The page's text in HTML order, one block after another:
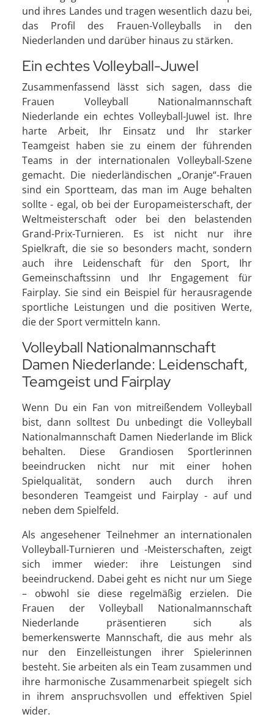
und ihres Landes und tragen wesentlich dazu bei,
das Profil des Frauen-Volleyballs in den
Niederlanden und darüber hinaus zu stärken.
Ein echtes Volleyball-Juwel
Zusammenfassend lässt sich sagen, dass die
Frauen Volleyball Nationalmannschaft
Niederlande ein echtes Volleyball-Juwel ist. Ihre
harte Arbeit, Ihr Einsatz und Ihr starker
Teamgeist haben sie zu einem der führenden
Teams in der internationalen Volleyball-Szene
gemacht. Die niederländischen „Oranje“-Frauen
sind ein Sportteam, das man im Auge behalten
sollte - egal, ob bei der Europameisterschaft, der
Weltmeisterschaft oder bei den belastenden
Grand-Prix-Turnieren. Es ist nicht nur ihre
Spielkraft, die sie so besonders macht, sondern
auch ihre Leidenschaft für den Sport, Ihr
Gemeinschaftssinn und Ihr Engagement für
Fairplay. Sie sind ein Beispiel für herausragende
sportliche Leistungen und die positiven Werte,
die der Sport vermitteln kann.
Volleyball Nationalmannschaft
Damen Niederlande: Leidenschaft,
Teamgeist und Fairplay
Wenn Du ein Fan von mitreißendem Volleyball
bist, dann solltest Du unbedingt die Volleyball
Nationalmannschaft Damen Niederlande im Blick
behalten. Diese Grandiosen Sportlerinnen
beeindrucken nicht nur mit einer hohen
Spielqualität, sondern auch durch ihren
besonderen Teamgeist und Fairplay - auf und
neben dem Spielfeld.
Als angesehener Teilnehmer an internationalen
Volleyball-Turnieren und -Meisterschaften, zeigt
sich immer wieder: ihre Leistungen sind
beeindruckend. Dabei geht es nicht nur um Siege
– obwohl sie diese regelmäßig erzielen. Die
Frauen der Volleyball Nationalmannschaft
Niederlande präsentieren sich als
bemerkenswerte Mannschaft, die aus mehr als
nur den Einzelleistungen ihrer Spielerinnen
besteht. Sie arbeiten als ein Team zusammen und
ihre harmonische Zusammenarbeit spiegelt sich
in ihrem anspruchsvollen und effektiven Spiel
wider.